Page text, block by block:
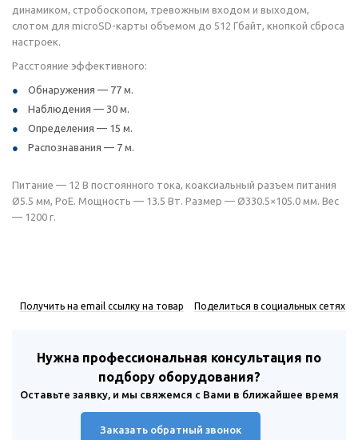
динамиком, стробоскопом, тревожным входом и выходом,
слотом для microSD-карты объемом до 512 Гбайт, кнопкой сброса
настроек.
Расстояние эффективного:
Обнаружения — 77 м.
Наблюдения — 30 м.
Определения — 15 м.
Распознавания — 7 м.
Питание — 12 В постоянного тока, коаксиальный разъем питания
Ø5.5 мм, PoE. Мощность — 13.5 Вт. Размер — Ø330.5×105.0 мм. Вес
— 1200 г.
Получить на email ссылку на товар Поделиться в социальных сетях
Нужна профессиональная консультация по
подбору оборудования?
Оставьте заявку, и мы свяжемся с Вами в ближайшее время
Заказать обратный звонок